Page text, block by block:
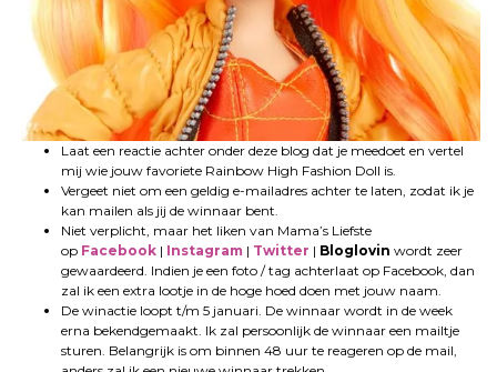
Laat een reactie achter onder deze blog dat je meedoet en vertel
mij wie jouw favoriete Rainbow High Fashion Doll is.
Vergeet niet om een geldig e-mailadres achter te laten, zodat ik je
kan mailen als jij de winnaar bent.
Niet verplicht, maar het liken van Mama’s Liefste
op Facebook | Instagram | Twitter | Bloglovin wordt zeer
gewaardeerd. Indien je een foto / tag achterlaat op Facebook, dan
zal ik een extra lootje in de hoge hoed doen met jouw naam.
De winactie loopt t/m 5 januari. De winnaar wordt in de week
erna bekendgemaakt. Ik zal persoonlijk de winnaar een mailtje
sturen. Belangrijk is om binnen 48 uur te reageren op de mail,